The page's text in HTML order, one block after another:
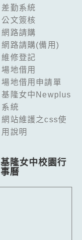
差勤系統
公文簽核
網路請購
網路請購(備用)
維修登記
場地借用
場地借用申請單
基隆女中Newplus
系統
網站維護之css使
用說明
基隆女中校園行
事曆